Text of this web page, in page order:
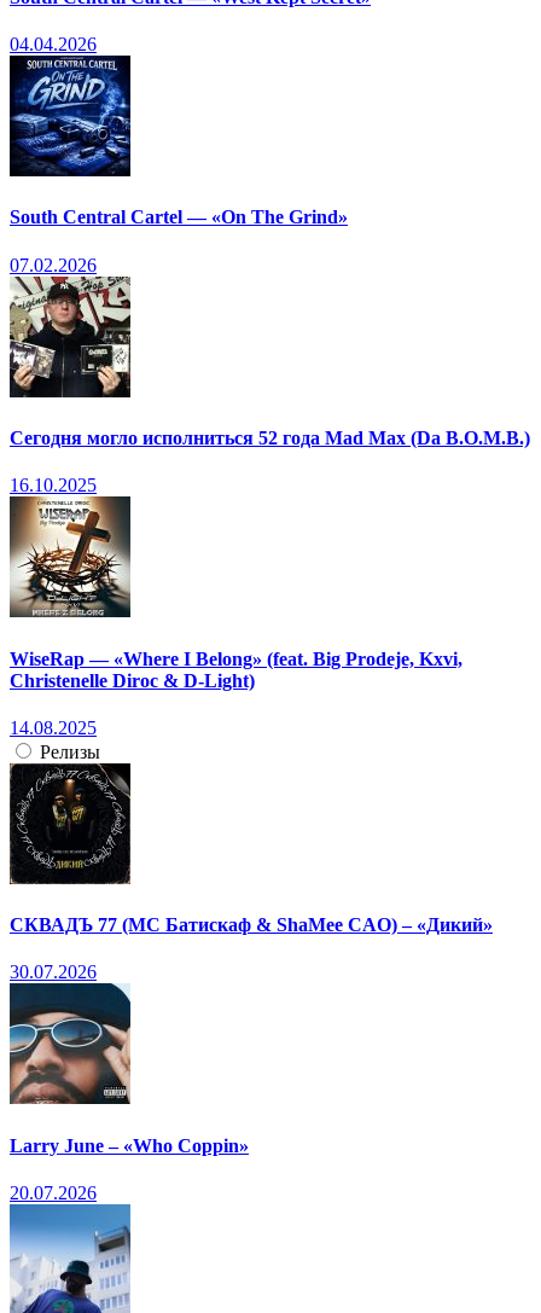
04.04.2026
South Central Cartel — «On The Grind»
07.02.2026
Сегодня могло исполниться 52 года Mad Max (Da B.O.M.B.)
16.10.2025
WiseRap — «Where I Belong» (feat. Big Prodeje, Kxvi,
Christenelle Diroc & D-Light)
14.08.2025
Релизы
СКВАДЪ 77 (МС Батискаф & ShaMee CAO) – «Дикий»
30.07.2026
Larry June – «Who Coppin»
20.07.2026